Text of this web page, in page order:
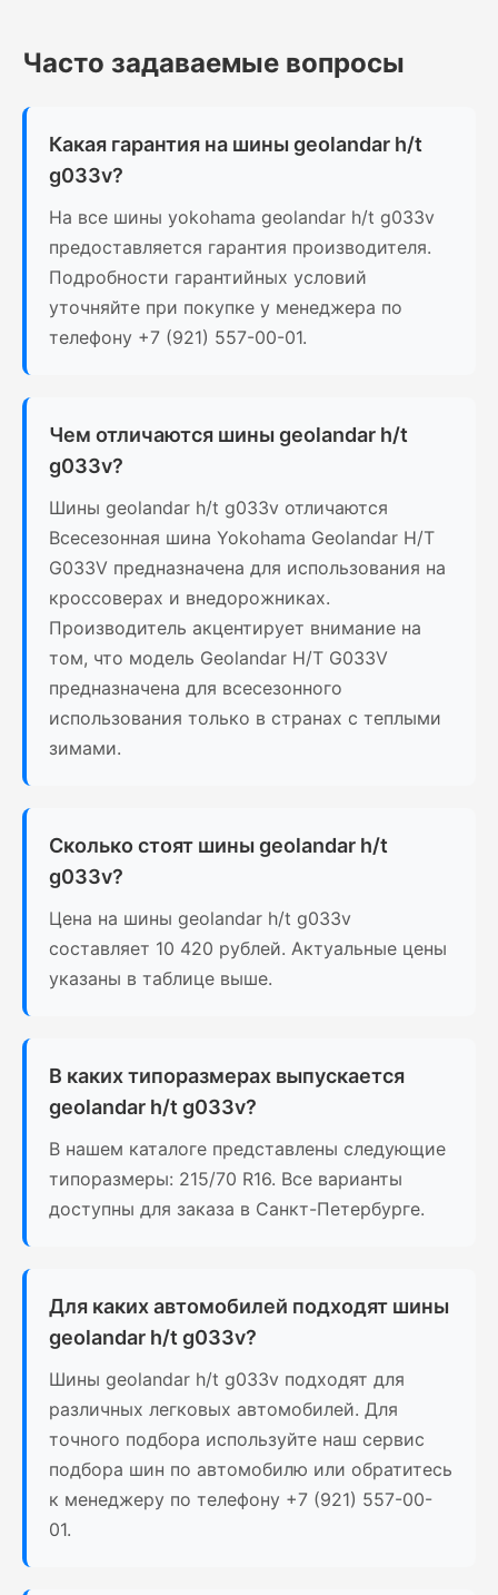
Часто задаваемые вопросы
Какая гарантия на шины geolandar h/t
g033v?
На все шины yokohama geolandar h/t g033v
предоставляется гарантия производителя.
Подробности гарантийных условий
уточняйте при покупке у менеджера по
телефону +7 (921) 557-00-01.
Чем отличаются шины geolandar h/t
g033v?
Шины geolandar h/t g033v отличаются
Всесезонная шина Yokohama Geolandar H/T
G033V предназначена для использования на
кроссоверах и внедорожниках.
Производитель акцентирует внимание на
том, что модель Geolandar H/T G033V
предназначена для всесезонного
использования только в странах с теплыми
зимами.
Сколько стоят шины geolandar h/t
g033v?
Цена на шины geolandar h/t g033v
составляет 10 420 рублей. Актуальные цены
указаны в таблице выше.
В каких типоразмерах выпускается
geolandar h/t g033v?
В нашем каталоге представлены следующие
типоразмеры: 215/70 R16. Все варианты
доступны для заказа в Санкт-Петербурге.
Для каких автомобилей подходят шины
geolandar h/t g033v?
Шины geolandar h/t g033v подходят для
различных легковых автомобилей. Для
точного подбора используйте наш сервис
подбора шин по автомобилю или обратитесь
к менеджеру по телефону +7 (921) 557-00-
01.